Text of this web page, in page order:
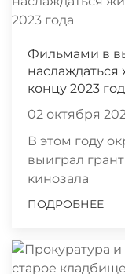
Фильмами в
концу 2023
02 октября
В этом году
выиграл
кинозала
ПОДРОБНЕЕ